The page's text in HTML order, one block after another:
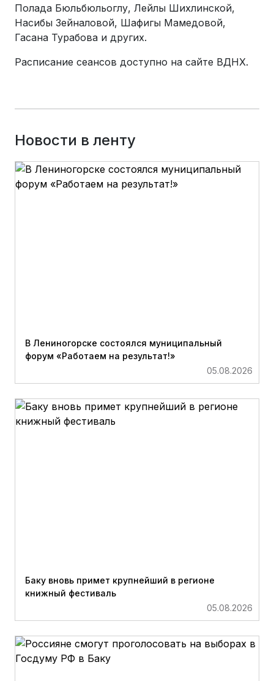
Полада Бюльбюльоглу, Лейлы Шихлинской,
Насибы Зейналовой, Шафигы Мамедовой,
Гасана Турабова и других.
Расписание сеансов доступно на сайте ВДНХ.
Новости в ленту
В Лениногорске состоялся муниципальный
форум «Работаем на результат!»
05.08.2026
Баку вновь примет крупнейший в регионе
книжный фестиваль
05.08.2026